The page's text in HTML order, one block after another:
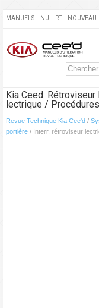
MANUELS NU RT NOUVEAU
Kia Ceed:
lectrique /
Revue Technique Kia Cee'd /
portière / Interr. rétroviseur